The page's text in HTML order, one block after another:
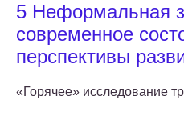
5 Неформальная
современное
перспективы
«Горячее» исследование